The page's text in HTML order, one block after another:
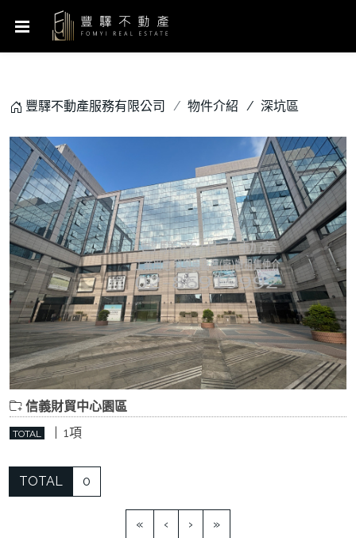
豐驛不動產服務有限公司 物件介紹 深坑區
信義財貿中心園區
TOTAL | 1項
TOTAL 0
« ‹ › »